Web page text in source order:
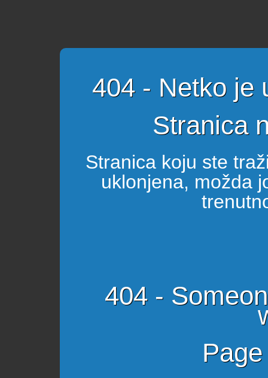
404 - Netko je
Stranica
Stranica koju ste
uklonjena, možda
404 -